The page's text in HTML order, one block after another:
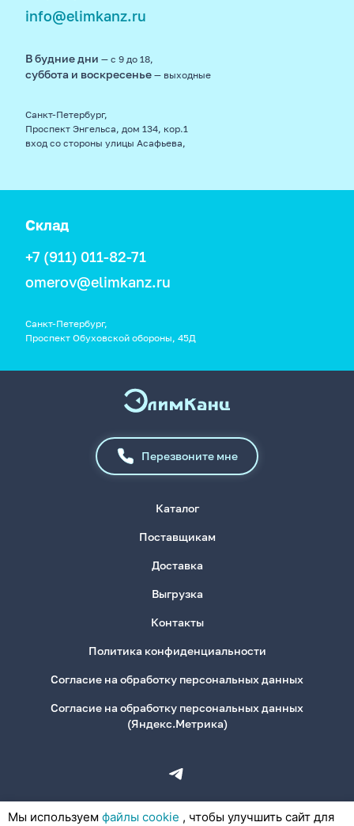
info@elimkanz.ru
В будние дни — с 9 до 18,
суббота и воскресенье — выходные
Санкт-Петербург,
Проспект Энгельса, дом 134, кор.1
вход со стороны улицы Асафьева,
Склад
+7 (911) 011-82-71
omerov@elimkanz.ru
Санкт-Петербург,
Проспект Обуховской обороны, 45Д
Перезвоните мне
Каталог
Поставщикам
Доставка
Выгрузка
Контакты
Политика конфиденциальности
Согласие на обработку персональных данных
Согласие на обработку персональных данных
(Яндекс.Метрика)
Мы используем файлы cookie , чтобы улучшить сайт для